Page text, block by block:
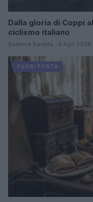
Dalla gloria di Coppi
ciclismo italiano
Beatrice Beretta · 4 Ago 2026
FUORI PORTA